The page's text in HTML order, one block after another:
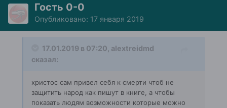
Гость 0-0
Опубликовано: 17 января 2019
17.01.2019 в 07:20, alextreidmd
сказал:
христос сам привел себя к смерти чтоб не
защитить народ как пишут в книге, а чтобы
показать людям возможности которые можно